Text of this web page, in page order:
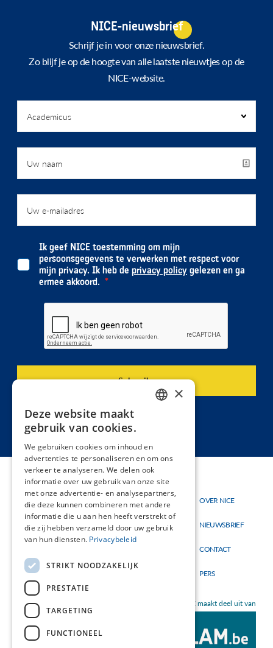
NICE-nieuwsbrief
Schrijf je in voor onze nieuwsbrief.
Zo blijf je op de hoogte van alle laatste nieuwtjes op de
NICE-website.
Ik geef NICE toestemming om mijn
persoonsgegevens te verwerken met respect voor
mijn privacy. Ik heb de privacy policy gelezen en ga
ermee akkoord.
Hoofdnavigatie
Thema's
Materialen
Nieuw
Topmenu
OVER NICE
NIEUWSBRIEF
CONTACT
PERS
NICE maakt deel uit van
×
Deze website maakt
gebruik van cookies.
We gebruiken cookies om inhoud en
advertenties te personaliseren en om ons
verkeer te analyseren. We delen ook
informatie over uw gebruik van onze site
met onze advertentie- en analysepartners,
die deze kunnen combineren met andere
informatie die u aan hen heeft verstrekt of
die zij hebben verzameld door uw gebruik
van hun diensten. Privacybeleid
STRIKT NOODZAKELIJK
PRESTATIE
TARGETING
FUNCTIONEEL